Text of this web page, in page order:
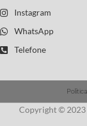
Instagram
WhatsApp
Telefone
Copyright © 2023